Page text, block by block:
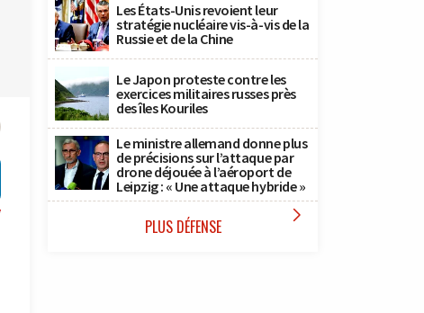
Les États-Unis revoient leur
stratégie nucléaire vis-à-vis de la
Russie et de la Chine
Le Japon proteste contre les
exercices militaires russes près
des îles Kouriles
Le ministre allemand donne plus
de précisions sur l’attaque par
drone déjouée à l’aéroport de
Leipzig : « Une attaque hybride »
PLUS DÉFENSE 